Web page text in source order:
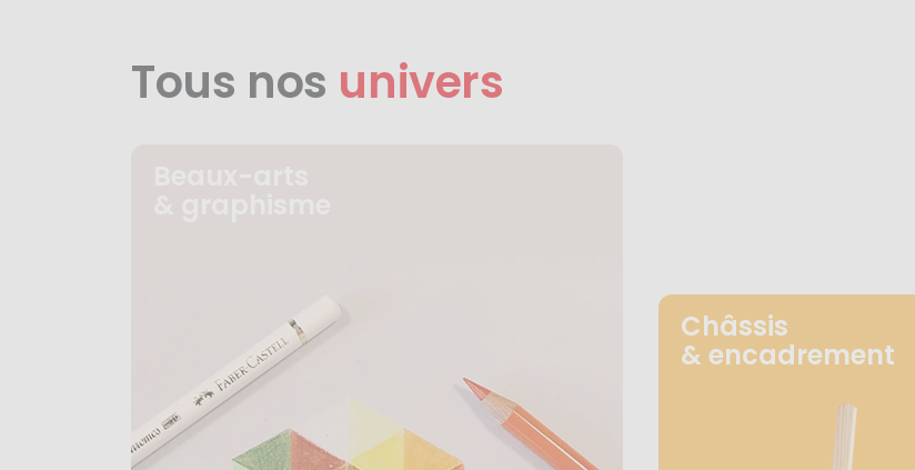
Tous nos univers
Châssis
& encadrement